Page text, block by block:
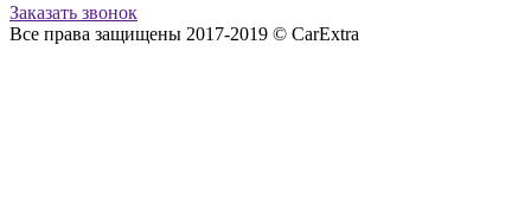
Заказать звонок
Все права защищены 2017-2019 © CarExtra